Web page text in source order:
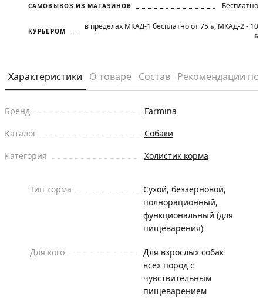
САМОВЫВОЗ ИЗ МАГАЗИНОВ Бесплатно
КУРЬЕРОМ в пределах МКАД-1 бесплатно от 75 BYN, МКАД-2 - 10
BYN
Характеристики О товаре Состав Рекомендации
Бренд
Farmina
Каталог
Собаки
Категория
Холистик корма
Тип корма
Сухой, беззерновой,
полнорационный,
функциональный (для
пищеварения)
Для кого
Для взрослых собак
всех пород с
чувствительным
пищеварением